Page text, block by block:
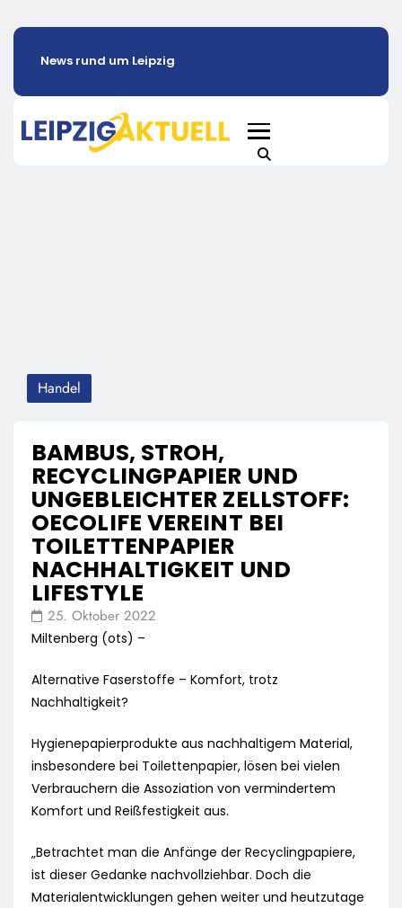
News rund um Leipzig
Handel
BAMBUS, STROH,
RECYCLINGPAPIER UND
UNGEBLEICHTER ZELLSTOFF:
OECOLIFE VEREINT BEI
TOILETTENPAPIER
NACHHALTIGKEIT UND
LIFESTYLE
25. Oktober 2022
Miltenberg (ots) –
Alternative Faserstoffe – Komfort, trotz
Nachhaltigkeit?
Hygienepapierprodukte aus nachhaltigem Material,
insbesondere bei Toilettenpapier, lösen bei vielen
Verbrauchern die Assoziation von vermindertem
Komfort und Reißfestigkeit aus.
„Betrachtet man die Anfänge der Recyclingpapiere,
ist dieser Gedanke nachvollziehbar. Doch die
Materialentwicklungen gehen weiter und heutzutage